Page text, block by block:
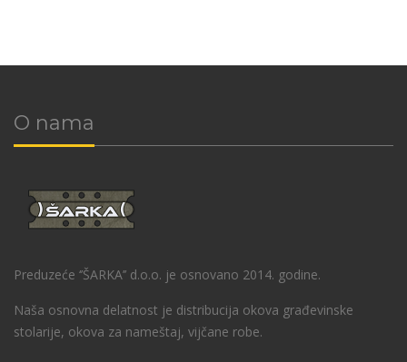
O nama
Preduzeće ‘’ŠARKA’’ d.o.o. je osnovano 2014. godine.
Naša osnovna delatnost je distribucija okova građevinske
stolarije, okova za nameštaj, vijčane robe.